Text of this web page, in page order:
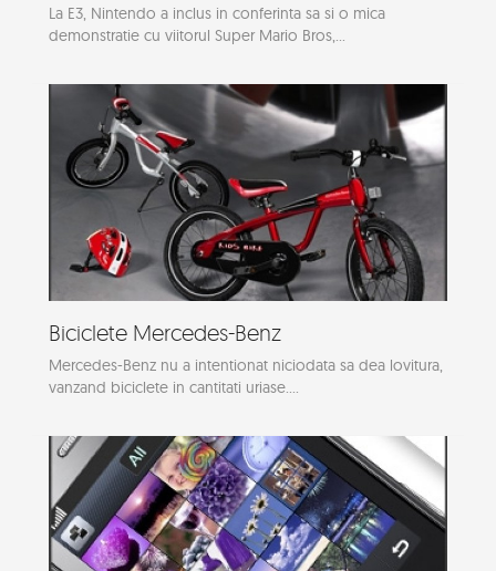
La E3, Nintendo a inclus in conferinta sa si o mica
demonstratie cu viitorul Super Mario Bros,...
Biciclete Mercedes-Benz
Mercedes-Benz nu a intentionat niciodata sa dea lovitura,
vanzand biciclete in cantitati uriase....